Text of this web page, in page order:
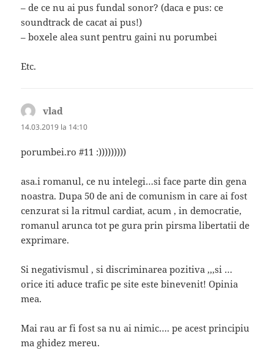
– de ce nu ai pus fundal sonor? (daca e pus: ce
soundtrack de cacat ai pus!)
– boxele alea sunt pentru gaini nu porumbei
Etc.
vlad
14.03.2019 la 14:10
porumbei.ro #11 :)))))))))
asa.i romanul, ce nu intelegi…si face parte din gena
noastra. Dupa 50 de ani de comunism in care ai fost
cenzurat si la ritmul cardiat, acum , in democratie,
romanul arunca tot pe gura prin pirsma libertatii de
exprimare.
Si negativismul , si discriminarea pozitiva ,,,si …
orice iti aduce trafic pe site este binevenit! Opinia
mea.
Mai rau ar fi fost sa nu ai nimic…. pe acest principiu
ma ghidez mereu.